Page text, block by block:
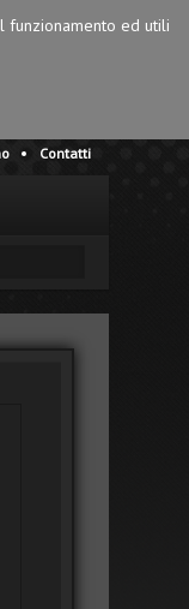
funzionamento ed utili
Contatti